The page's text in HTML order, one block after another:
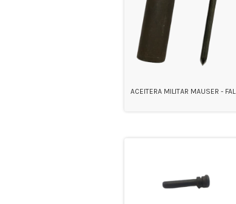
ACEITERA MILITAR MAUSER - FAL